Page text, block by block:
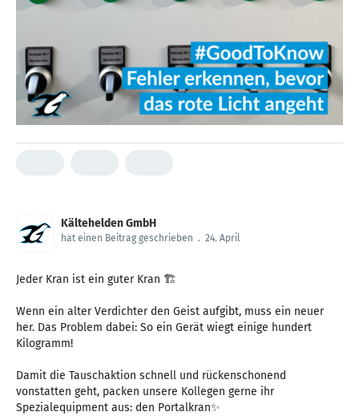
Kältehelden GmbH
hat einen Beitrag geschrieben . 24. April
Jeder Kran ist ein guter Kran 🏗️
Wenn ein alter Verdichter den Geist aufgibt, muss ein neuer
her. Das Problem dabei: So ein Gerät wiegt einige hundert
Kilogramm!
Damit die Tauschaktion schnell und rückenschonend
vonstatten geht, packen unsere Kollegen gerne ihr
Spezialequipment aus: den Portalkran✨